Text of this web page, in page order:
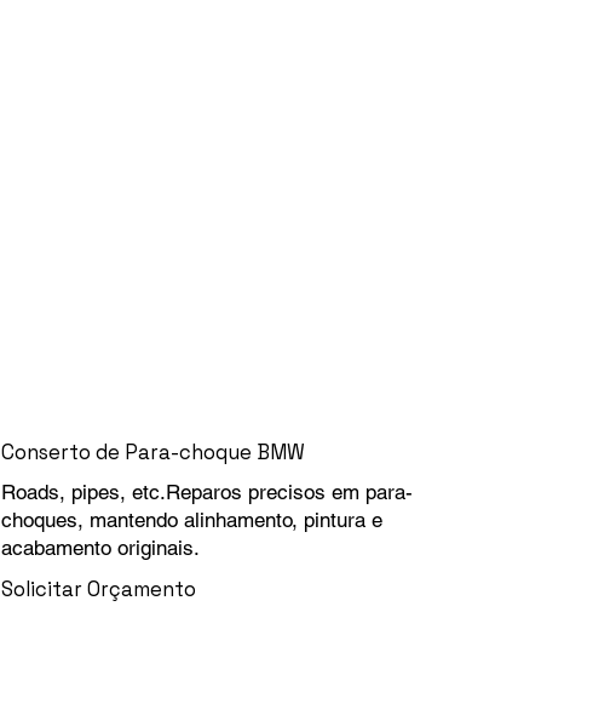
Conserto de Para-choque BMW
Roads, pipes, etc.Reparos precisos em para-
choques, mantendo alinhamento, pintura e
acabamento originais.
Solicitar Orçamento